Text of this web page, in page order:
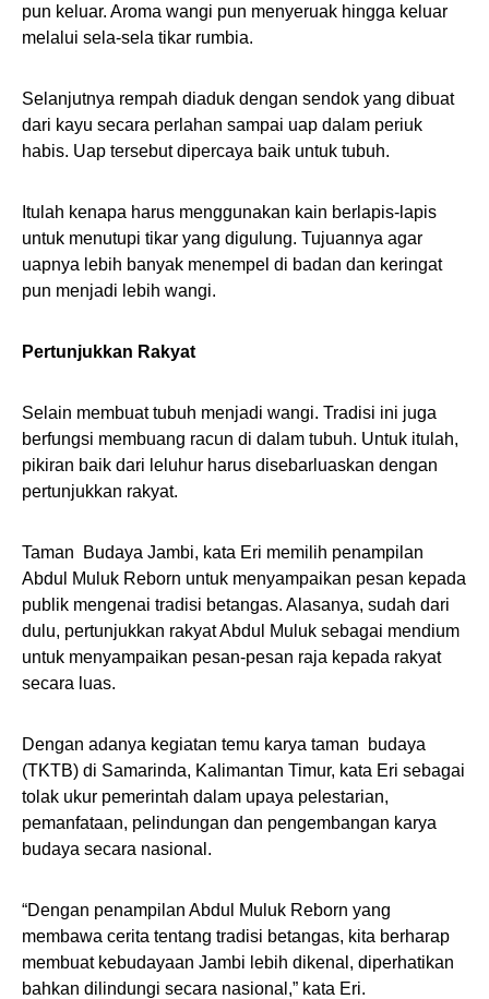
pun keluar. Aroma wangi pun menyeruak hingga keluar
melalui sela-sela tikar rumbia.
Selanjutnya rempah diaduk dengan sendok yang dibuat
dari kayu secara perlahan sampai uap dalam periuk
habis. Uap tersebut dipercaya baik untuk tubuh.
Itulah kenapa harus menggunakan kain berlapis-lapis
untuk menutupi tikar yang digulung. Tujuannya agar
uapnya lebih banyak menempel di badan dan keringat
pun menjadi lebih wangi.
Pertunjukkan Rakyat
Selain membuat tubuh menjadi wangi. Tradisi ini juga
berfungsi membuang racun di dalam tubuh. Untuk itulah,
pikiran baik dari leluhur harus disebarluaskan dengan
pertunjukkan rakyat.
Taman Budaya Jambi, kata Eri memilih penampilan
Abdul Muluk Reborn untuk menyampaikan pesan kepada
publik mengenai tradisi betangas. Alasanya, sudah dari
dulu, pertunjukkan rakyat Abdul Muluk sebagai mendium
untuk menyampaikan pesan-pesan raja kepada rakyat
secara luas.
Dengan adanya kegiatan temu karya taman budaya
(TKTB) di Samarinda, Kalimantan Timur, kata Eri sebagai
tolak ukur pemerintah dalam upaya pelestarian,
pemanfataan, pelindungan dan pengembangan karya
budaya secara nasional.
“Dengan penampilan Abdul Muluk Reborn yang
membawa cerita tentang tradisi betangas, kita berharap
membuat kebudayaan Jambi lebih dikenal, diperhatikan
bahkan dilindungi secara nasional,” kata Eri.